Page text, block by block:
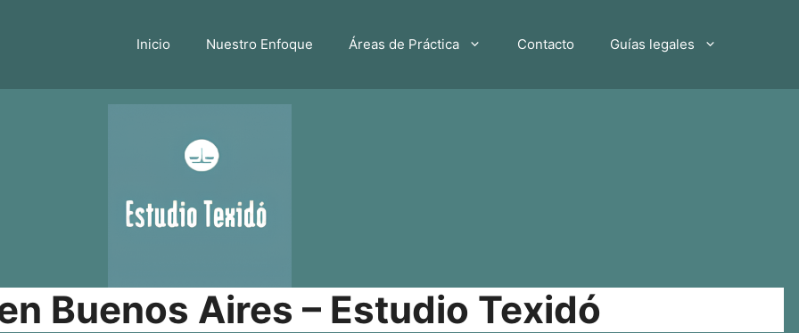
Inicio Nuestro Enfoque Áreas de Práctica Contacto Guías legales
Buenos Aires – Estudio Texidó